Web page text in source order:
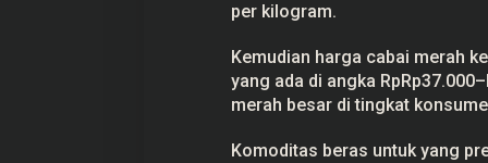
per kilogram.
Kemudian harga cabai merah
yang ada di angka
merah besar di tingkat
Komoditas beras untuk yang